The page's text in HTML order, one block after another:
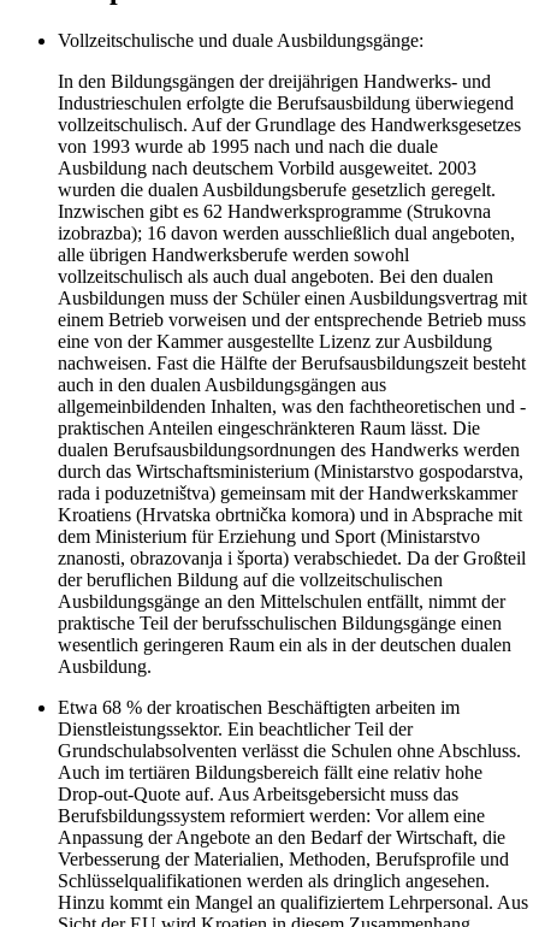
Vollzeitschulische und duale Ausbildungsgänge:
In den Bildungsgängen der dreijährigen Handwerks- und
Industrieschulen erfolgte die Berufsausbildung überwiegend
vollzeitschulisch. Auf der Grundlage des Handwerksgesetzes
von 1993 wurde ab 1995 nach und nach die duale
Ausbildung nach deutschem Vorbild ausgeweitet. 2003
wurden die dualen Ausbildungsberufe gesetzlich geregelt.
Inzwischen gibt es 62 Handwerksprogramme (Strukovna
izobrazba); 16 davon werden ausschließlich dual angeboten,
alle übrigen Handwerksberufe werden sowohl
vollzeitschulisch als auch dual angeboten. Bei den dualen
Ausbildungen muss der Schüler einen Ausbildungsvertrag mit
einem Betrieb vorweisen und der entsprechende Betrieb muss
eine von der Kammer ausgestellte Lizenz zur Ausbildung
nachweisen. Fast die Hälfte der Berufsausbildungszeit besteht
auch in den dualen Ausbildungsgängen aus
allgemeinbildenden Inhalten, was den fachtheoretischen und -
praktischen Anteilen eingeschränkteren Raum lässt. Die
dualen Berufsausbildungsordnungen des Handwerks werden
durch das Wirtschaftsministerium (Ministarstvo gospodarstva,
rada i poduzetništva) gemeinsam mit der Handwerkskammer
Kroatiens (Hrvatska obrtnička komora) und in Absprache mit
dem Ministerium für Erziehung und Sport (Ministarstvo
znanosti, obrazovanja i športa) verabschiedet. Da der Großteil
der beruflichen Bildung auf die vollzeitschulischen
Ausbildungsgänge an den Mittelschulen entfällt, nimmt der
praktische Teil der berufsschulischen Bildungsgänge einen
wesentlich geringeren Raum ein als in der deutschen dualen
Ausbildung.
Etwa 68 % der kroatischen Beschäftigten arbeiten im
Dienstleistungssektor. Ein beachtlicher Teil der
Grundschulabsolventen verlässt die Schulen ohne Abschluss.
Auch im tertiären Bildungsbereich fällt eine relativ hohe
Drop-out-Quote auf. Aus Arbeitsgebersicht muss das
Berufsbildungssystem reformiert werden: Vor allem eine
Anpassung der Angebote an den Bedarf der Wirtschaft, die
Verbesserung der Materialien, Methoden, Berufsprofile und
Schlüsselqualifikationen werden als dringlich angesehen.
Hinzu kommt ein Mangel an qualifiziertem Lehrpersonal. Aus